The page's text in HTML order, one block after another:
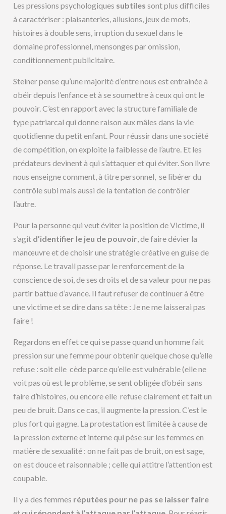
Les pressions psychologiques subtiles sont plus difficiles
à caractériser : plaisanteries, allusions, jeux de mots,
histoires à double sens, irruption du sexuel dans le
domaine professionnel, mensonges par omission,
conditionnement publicitaire.
Steiner pense qu’une majorité d’entre nous est entrainée à
obéir depuis l’enfance et à se soumettre à ceux qui ont le
pouvoir. C’est en rapport avec la structure familiale de
type patriarcal qui donne raison aux mâles dans la vie
quotidienne du petit enfant. Pour réussir dans une société
de compétition, on exploite la faiblesse de l’autre. Et les
prédateurs devinent à qui s’attaquer et qui éviter. Son livre
nous enseigne comment, à titre personnel, se libérer du
contrôle subi mais aussi de la tentation de contrôler
l’autre.
Pour la personne qui veut éviter la position de Victime, il
s’agit d’identifier le jeu de pouvoir, de faire dévier la
manœuvre et de choisir une stratégie créative en guise de
réponse. Le travail passe par le renforcement de la
conscience de soi, de ses droits et de sa valeur pour ne pas
partir battue d’avance. Il faut refuser de continuer à être
une victime et se dire dans sa tête : Je ne me laisserai pas
faire !
Regardons en effet ce qui se passe quand un homme fait
pression sur une femme pour obtenir quelque chose qu’elle
refuse : soit elle cède parce qu’elle est vulnérable (elle ne
voit pas où est le problème, se sent obligée d’obéir sans
faire d’histoires, ou encore elle refuse clairement et fait un
peu de bruit. Dans ce cas, il augmente la pression. C’est le
plus fort qui gagne. La protestation est limitée à cause de
la pression externe et interne qui pèse sur les femmes en
matière de sexualité : on ne fait pas de bruit, on est sage,
on est douce et raisonnable ; celle qui attitre l’attention est
coupable.
Il y a des femmes réputées pour ne pas se laisser faire